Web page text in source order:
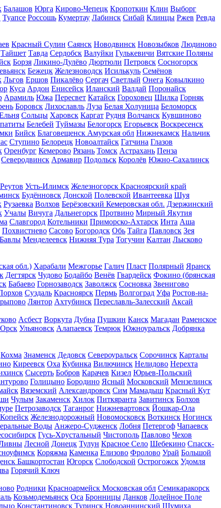
Балашов Юрга Кирово-Чепецк Кропоткин Клин Выборг
Туапсе Россошь Кумертау Лабинск Сибай Клинцы Ржев Ревда
Красный Сулин Саянск Новодвинск Новозыбков Людиново
Тайшет Тавда Сердобск Валуйки Гулькевичи Вятские Поляны
Борзя Ликино-Дулёво Дюртюли Петровск Сосногорск
Бежецк Железноводск Исилькуль Семёнов
Льгов Ершов Пикалёво Сергач Светлый Онега Ковылкино
Куса Ардон Енисейск Иланский Валдай Поронайск
Арамиль Южа Пересвет Катайск Гороховец Шилка Горняк
Боровск Лихославль Луза Белая Холуница Беломорск
Сольцы Харовск Каргат Рудня Волчанск Кувшиново
Белебей Туймазы Белогорск Егорьевск Воскресенск
Бийск Благовещенск Амурская обл Нижнекамск Нальчик
Ступино Белорецк Новоалтайск Гатчина Глазов
Оренбург Кемерово Рязань Томск Астрахань Пенза
Северодвинск Армавир Подольск Королёв Южно-Сахалинск
Реутов Усть-Илимск Железногорск Красноярский край
Будённовск Донской Полевской Ивантеевка Шуя
Рузаевка Волхов Берёзовский Кемеровская обл. Дзержинский
Учалы Вичуга Дальнегорск Протвино Мирный Якутия
Славгород Котельники Приморско-Ахтарск Инта Аша
Похвистнево Сасово Богородск Обь Тайга Павловск Зея
Бавлы Менделеевск Нижняя Тура Тогучин Калтан Лысково
обл.) Харабали Межгорье Галич Пласт Полярный Яранск
Дегтярск Чудово Бодайбо Венёв Гвардейск Фокино (брянская
Бабаево Горнозаводск Заволжск Сосновка Звенигово
Суздаль Красноярск Пермь Волгоград Уфа Ростов-на-
Лянтор Ахтубинск Переславль-Залесский Аксай
Асбест Воркута Дубна Пушкин Канск Магадан Раменское
Орск Ульяновск Алапаевск Темрюк Южноуральск Добрянка
Кохма Знаменск Дедовск Североуральск Сорочинск Карталы
Киреевск Оха Кубинка Вилючинск Нелидово Нерехта
Сысерть Бобров Карачев Кизел Юрьев-Польский
Голицыно Бородино Ясный Московский Мензелинск
Вяземский Александровск Сим Мамадыш Красный Кут
Чулым Закаменск Хилок Питкяранта Завитинск Болхов
Петрозаводск Таганрог Нижневартовск Йошкар-Ола
Копейск Железнодорожный Новомосковск Воткинск Ногинск
Воды Анжеро-Судженск Лобня Петергоф Чапаевск
Гусь-Хрустальный Чистополь Павлово Чехов
Лесной Донецк Тулун Красное Село Шебекино Спасск-
Коряжма Каменка Елизово Фролово Урай Большой
Башкортостан Югорск Слободской Острогожск Удомля
Горячий Ключ
Родники Красноармейск Московская обл Семикаракорск
Козьмодемьянск Оса Бронницы Данков Лодейное Поле
Константиновск Туринск Новоаннинский Шумиха